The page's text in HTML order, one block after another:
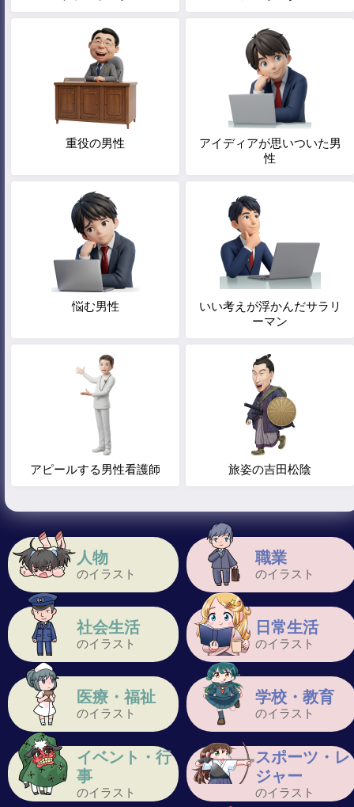
人物
のイラスト
職業
のイラスト
社会生活
のイラスト
日常生活
のイラスト
医療・福祉
のイラスト
学校・教育
のイラスト
イベント・行
事
のイラスト
スポーツ・レ
ジャー
のイラスト
重役の男性
アイディアが思いついた男
性
悩む男性
いい考えが浮かんだサラリ
ーマン
アピールする男性看護師 旅姿の吉田松陰